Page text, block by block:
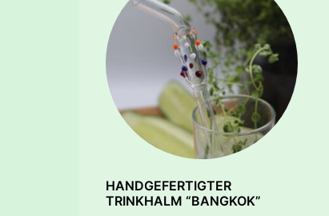
HANDGEFERTIGTER
TRINKHALM “BANGKOK”